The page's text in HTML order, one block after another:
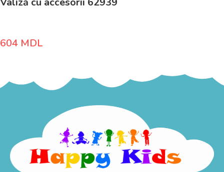
604 MDL